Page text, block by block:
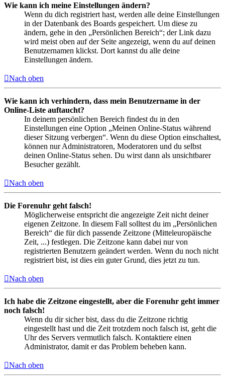
Wie kann ich meine Einstellungen ändern?
Wenn du dich registriert hast, werden alle deine Einstellungen
in der Datenbank des Boards gespeichert. Um diese zu
ändern, gehe in den „Persönlichen Bereich“; der Link dazu
wird meist oben auf der Seite angezeigt, wenn du auf deinen
Benutzernamen klickst. Dort kannst du alle deine
Einstellungen ändern.
Nach oben
Wie kann ich verhindern, dass mein Benutzername in der
Online-Liste auftaucht?
In deinem persönlichen Bereich findest du in den
Einstellungen eine Option „Meinen Online-Status während
dieser Sitzung verbergen“. Wenn du diese Option einschaltest,
können nur Administratoren, Moderatoren und du selbst
deinen Online-Status sehen. Du wirst dann als unsichtbarer
Besucher gezählt.
Nach oben
Die Forenuhr geht falsch!
Möglicherweise entspricht die angezeigte Zeit nicht deiner
eigenen Zeitzone. In diesem Fall solltest du im „Persönlichen
Bereich“ die für dich passende Zeitzone (Mitteleuropäische
Zeit, ...) festlegen. Die Zeitzone kann dabei nur von
registrierten Benutzern geändert werden. Wenn du noch nicht
registriert bist, ist dies ein guter Grund, dies jetzt zu tun.
Nach oben
Ich habe die Zeitzone eingestellt, aber die Forenuhr geht immer
noch falsch!
Wenn du dir sicher bist, dass du die Zeitzone richtig
eingestellt hast und die Zeit trotzdem noch falsch ist, geht die
Uhr des Servers vermutlich falsch. Kontaktiere einen
Administrator, damit er das Problem beheben kann.
Nach oben